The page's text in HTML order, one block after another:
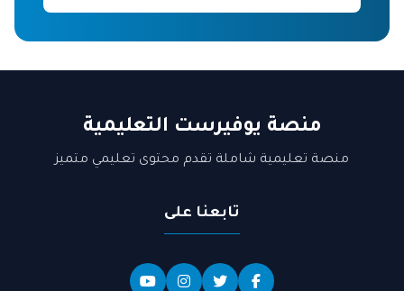
منصة يوفيرست التعليمية
منصة تعليمية شاملة تقدم محتوى تعليمي متميز
تابعنا على